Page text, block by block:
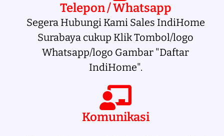
Telepon / Whatsapp
Segera Hubungi Kami Sales IndiHome
Surabaya cukup Klik Tombol/logo
Whatsapp/logo Gambar "Daftar
IndiHome".
Komunikasi